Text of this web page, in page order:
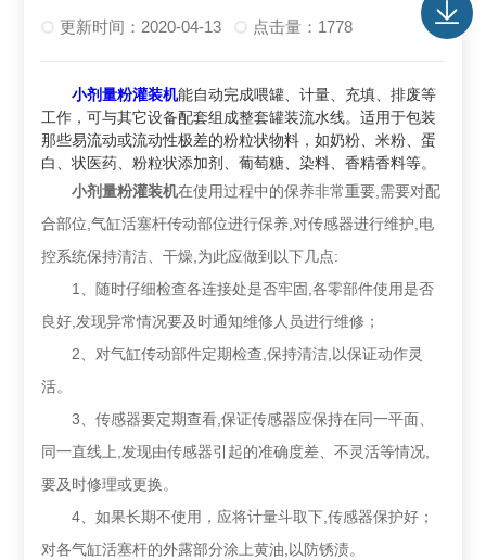
更新时间：2020-04-13 点击量：1778
小剂量粉灌装机能自动完成喂罐、计量、充填、排废等
工作，可与其它设备配套组成整套罐装流水线。适用于包装
那些易流动或流动性极差的粉粒状物料，如奶粉、米粉、蛋
白、状医药、粉粒状添加剂、葡萄糖、染料、香精香料等。
小剂量粉灌装机在使用过程中的保养非常重要,需要对配
合部位,气缸活塞杆传动部位进行保养,对传感器进行维护,电
控系统保持清洁、干燥,为此应做到以下几点:
1、随时仔细检查各连接处是否牢固,各零部件使用是否
良好,发现异常情况要及时通知维修人员进行维修；
2、对气缸传动部件定期检查,保持清洁,以保证动作灵
活。
3、传感器要定期查看,保证传感器应保持在同一平面、
同一直线上,发现由传感器引起的准确度差、不灵活等情况,
要及时修理或更换。
4、如果长期不使用，应将计量斗取下,传感器保护好；
对各气缸活塞杆的外露部分涂上黄油,以防锈渍。